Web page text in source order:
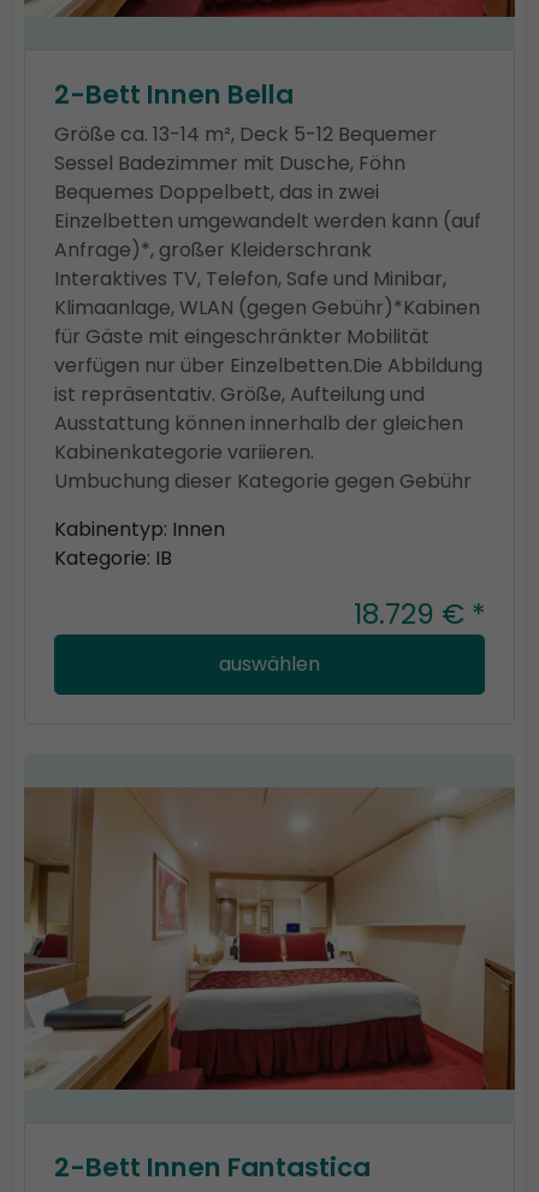
2-Bett Innen Bella
Größe ca. 13-14 m², Deck 5-12 Bequemer
Sessel Badezimmer mit Dusche, Föhn
Bequemes Doppelbett, das in zwei
Einzelbetten umgewandelt werden kann (auf
Anfrage)*, großer Kleiderschrank
Interaktives TV, Telefon, Safe und Minibar,
Klimaanlage, WLAN (gegen Gebühr)*Kabinen
für Gäste mit eingeschränkter Mobilität
verfügen nur über Einzelbetten.Die Abbildung
ist repräsentativ. Größe, Aufteilung und
Ausstattung können innerhalb der gleichen
Kabinenkategorie variieren.
Umbuchung dieser Kategorie gegen Gebühr
Kabinentyp: Innen
Kategorie: IB
18.729 € *
auswählen
2-Bett Innen Fantastica